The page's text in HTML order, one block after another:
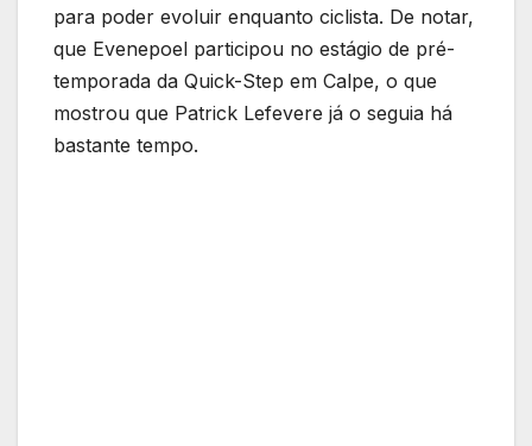
para poder evoluir enquanto ciclista. De notar,
que Evenepoel participou no estágio de pré-
temporada da Quick-Step em Calpe, o que
mostrou que Patrick Lefevere já o seguia há
bastante tempo.